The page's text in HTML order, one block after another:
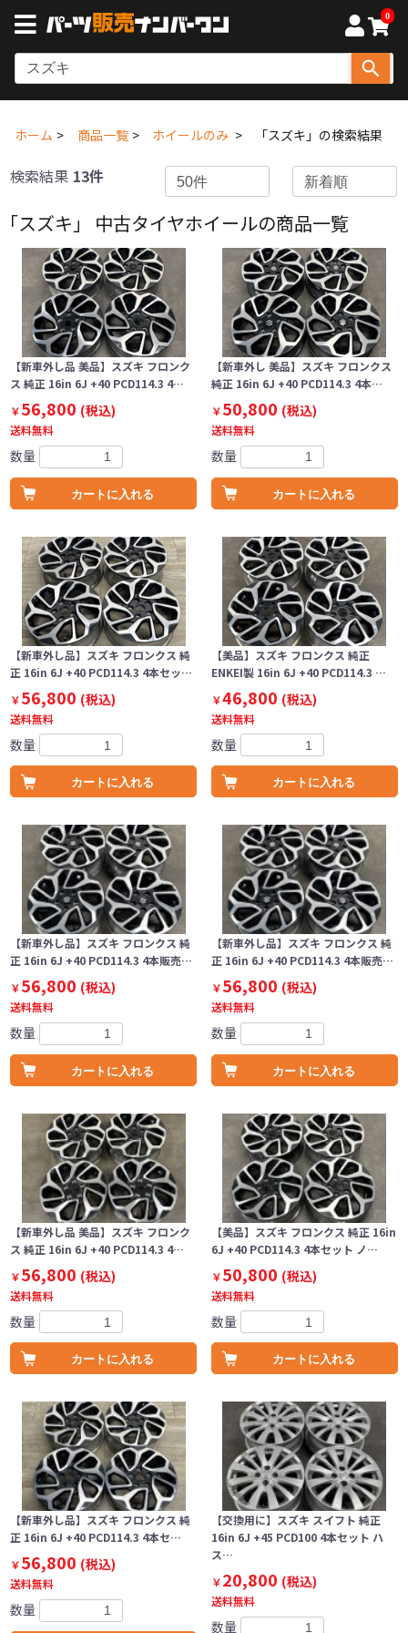
0
ホーム 商品一覧 ホイールのみ 「スズキ」の検索結果
検索結果 13件
「スズキ」 中古タイヤホイールの商品一覧
【新車外し品 美品】スズキ フロンク
ス 純正 16in 6J +40 PCD114.3 4…
￥56,800 (税込)
送料無料
数量
カートに入れる
【新車外し 美品】スズキ フロンクス
純正 16in 6J +40 PCD114.3 4本…
￥50,800 (税込)
送料無料
数量
カートに入れる
【新車外し品】スズキ フロンクス 純
正 16in 6J +40 PCD114.3 4本セッ…
￥56,800 (税込)
送料無料
数量
カートに入れる
【美品】スズキ フロンクス 純正
ENKEI製 16in 6J +40 PCD114.3 …
￥46,800 (税込)
送料無料
数量
カートに入れる
【新車外し品】スズキ フロンクス 純
正 16in 6J +40 PCD114.3 4本販売…
￥56,800 (税込)
送料無料
数量
カートに入れる
【新車外し品】スズキ フロンクス 純
正 16in 6J +40 PCD114.3 4本販売…
￥56,800 (税込)
送料無料
数量
カートに入れる
【新車外し品 美品】スズキ フロンク
ス 純正 16in 6J +40 PCD114.3 4…
￥56,800 (税込)
送料無料
数量
カートに入れる
【美品】スズキ フロンクス 純正 16in
6J +40 PCD114.3 4本セット ノ…
￥50,800 (税込)
送料無料
数量
カートに入れる
【新車外し品】スズキ フロンクス 純
正 16in 6J +40 PCD114.3 4本セ…
￥56,800 (税込)
送料無料
数量
【交換用に】スズキ スイフト 純正
16in 6J +45 PCD100 4本セット ハ
ス…
￥20,800 (税込)
送料無料
数量